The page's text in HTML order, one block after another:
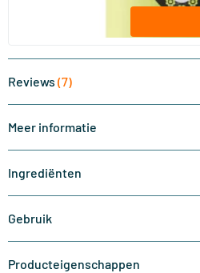
Reviews (7)
Meer informatie
Ingrediënten
Gebruik
Producteigenschappen